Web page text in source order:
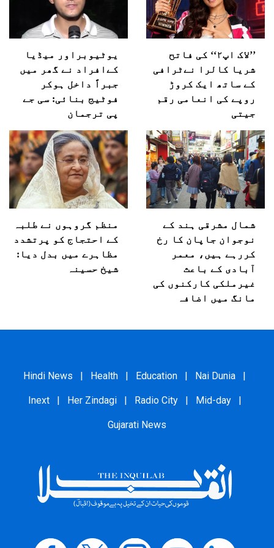
’’لاک اپ۲‘‘ کی فاتح
شریا کالرا نےٹرافی
کے ساتھ ایک کروڑ
روپے کی انعامی رقم
جیتی
یوٹیوبراور میڈیا
کےافراد نے گھر میں
جبراً داخل ہوکر
فوٹیج بنائی: سی جے
پی ترجمان
شمال مشرقی ہند کے
نوجوان جاپان کا رخ
کررہے ہیں، معمر
آبادی کے باعث
غیرملکی کارکنوں کی
مانگ میں اضافہ
منظم گروہوں نے طلبہ
کے احتجاج کو پرتشدد
مظاہرے میں بدل دیا:
شیخ حسینہ
Hindi News | Health | Education | Nai Dunia |
Inext | Her Zindagi | Radio City | Mid-day |
Gujarati News